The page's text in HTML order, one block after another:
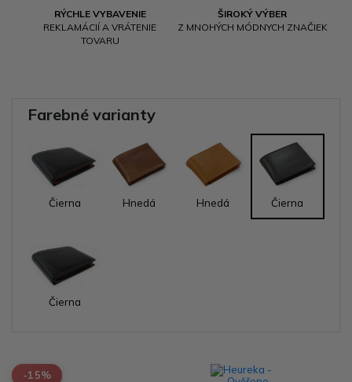
RÝCHLE VYBAVENIE
REKLAMÁCIÍ A VRÁTENIE
TOVARU
ŠIROKÝ VÝBER
Z MNOHÝCH MÓDNYCH ZNAČIEK
Farebné varianty
Čierna Hnedá Hnedá Čierna
Čierna
-15%